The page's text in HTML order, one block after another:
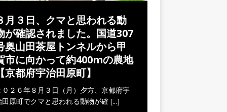
月３日、クマと思われる動
が確認されました。国道307
奥山田茶屋トンネルから甲
市に向かって約400mの農地
京都府宇治田原町】
０２６年８月３日（月）夕方、京都府宇
田原町でクマと思われる動物が確 [...]